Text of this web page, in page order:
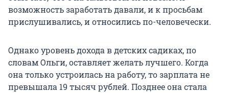
возможность заработать давали, и к просьбам
прислушивались, и относились по-человечески.
Однако уровень дохода в детских садиках, по
словам Ольги, оставляет желать лучшего. Когда
она только устроилась на работу, то зарплата не
превышала 19 тысяч рублей. Позднее она стала